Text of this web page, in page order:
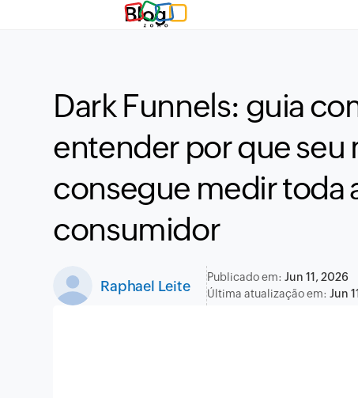
Blog
Dark Funnels: guia
entender por que seu
consegue medir toda
consumidor
Raphael Leite
Publicado em: Jun 11, 2026
Última atualização em: Jun